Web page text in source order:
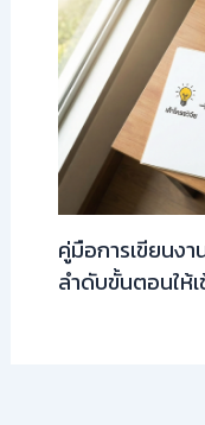
คู่มือการเขียนง
ลำดับขั้นตอนให้เ